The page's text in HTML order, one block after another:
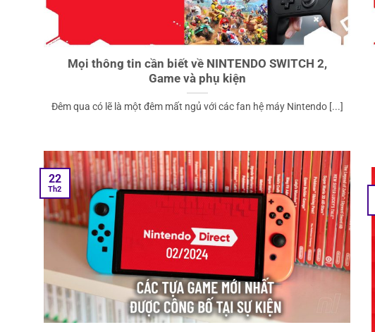
Mọi thông tin cần biết về NINTENDO SWITCH 2,
Game và phụ kiện
Đêm qua có lẽ là một đêm mất ngủ với các fan hệ máy Nintendo [...]
22
Th2